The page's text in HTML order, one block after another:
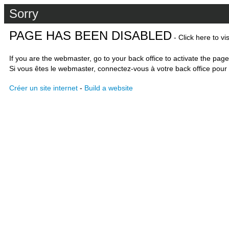
Sorry
PAGE HAS BEEN DISABLED - Click here to
If you are the webmaster, go to your back office to activate the
Si vous êtes le webmaster, connectez-vous à votre back office
Créer un site internet - Build a website